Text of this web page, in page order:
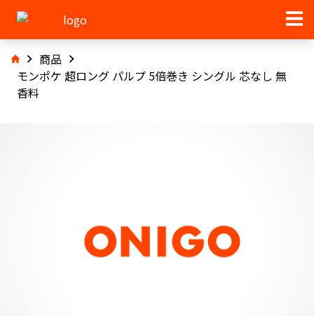
商品
モンポケ 超ロング パルプ 5倍巻き シングル 芯なし 無
香料